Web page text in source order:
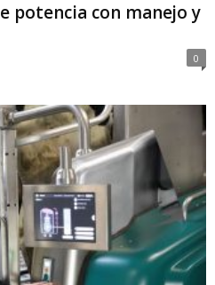
potencia con manejo y
0